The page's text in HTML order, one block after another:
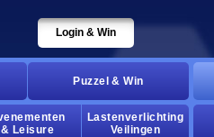
Login & Win
Puzzel & Win
& Leisure
Lastenverlichting
Veilingen